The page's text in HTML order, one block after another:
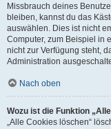
Missbrauch deines
bleiben, kannst du das
auswählen. Dies ist nicht
Computer, zum Beispiel in
nicht zur Verfügung steht,
Administration
Nach oben
Wozu ist die Funktion
„Alle Cookies löschen“